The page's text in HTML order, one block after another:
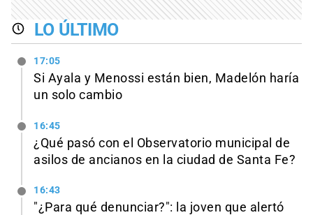
LO ÚLTIMO
17:05
Si Ayala y Menossi están bien, Madelón haría
un solo cambio
16:45
¿Qué pasó con el Observatorio municipal de
asilos de ancianos en la ciudad de Santa Fe?
16:43
"¿Para qué denunciar?": la joven que alertó